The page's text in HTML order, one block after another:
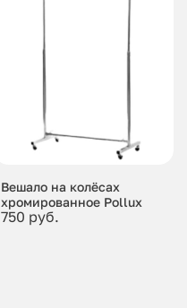
Вешало на колёсах
хромированное Pollux
750 руб.